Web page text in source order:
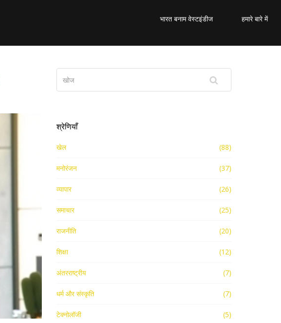
भारत बनाम वेस्टइंडीज हमारे बारे में
श्रेणियाँ
खेल (88)
मनोरंजन (37)
व्यापार (26)
समाचार (25)
राजनीति (20)
शिक्षा (12)
अंतरराष्ट्रीय (7)
धर्म और संस्कृति (7)
टेक्नोलॉजी (5)